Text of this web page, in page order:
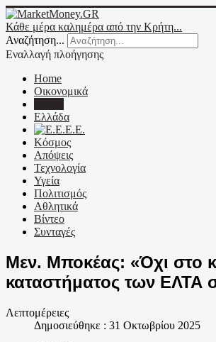
Κάθε μέρα καλημέρα από την Κρήτη...
Αναζήτηση...
Εναλλαγή πλοήγησης
Home
Οικονομικά
Ελλάδα
Ε.Ε.
Κόσμος
Απόψεις
Τεχνολογία
Υγεία
Πολιτισμός
Αθλητικά
Βίντεο
Συνταγές
Μεν. Μποκέας: «Όχι στο
καταστήματος των ΕΛΤΑ
Λεπτομέρειες
Δημοσιεύθηκε : 31 Οκτωβρίου 2025